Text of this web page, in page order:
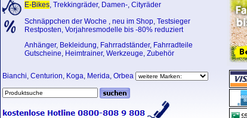
E-Bikes, Trekkingräder, Damen-, Cityräder
Schnäppchen der Woche , neu im Shop, Testsieger
Restposten, Vorjahresmodelle bis -80% reduziert
Anhänger, Bekleidung, Fahrradständer, Fahrradteile
Gutscheine, Heimtrainer, Werkzeuge, Zubehör
Bianchi, Centurion, Koga, Merida, Orbea